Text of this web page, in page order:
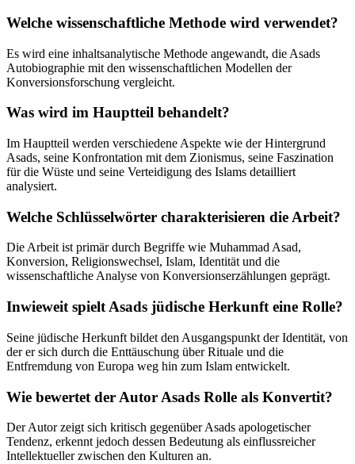
Welche wissenschaftliche Methode wird verwendet?
Es wird eine inhaltsanalytische Methode angewandt, die Asads
Autobiographie mit den wissenschaftlichen Modellen der
Konversionsforschung vergleicht.
Was wird im Hauptteil behandelt?
Im Hauptteil werden verschiedene Aspekte wie der Hintergrund
Asads, seine Konfrontation mit dem Zionismus, seine Faszination
für die Wüste und seine Verteidigung des Islams detailliert
analysiert.
Welche Schlüsselwörter charakterisieren die Arbeit?
Die Arbeit ist primär durch Begriffe wie Muhammad Asad,
Konversion, Religionswechsel, Islam, Identität und die
wissenschaftliche Analyse von Konversionserzählungen geprägt.
Inwieweit spielt Asads jüdische Herkunft eine Rolle?
Seine jüdische Herkunft bildet den Ausgangspunkt der Identität, von
der er sich durch die Enttäuschung über Rituale und die
Entfremdung von Europa weg hin zum Islam entwickelt.
Wie bewertet der Autor Asads Rolle als Konvertit?
Der Autor zeigt sich kritisch gegenüber Asads apologetischer
Tendenz, erkennt jedoch dessen Bedeutung als einflussreicher
Intellektueller zwischen den Kulturen an.